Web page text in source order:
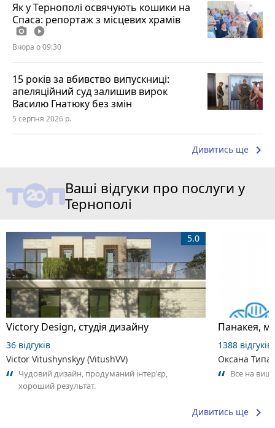
Як у Тернополі освячують кошики на
Спаса: репортаж з місцевих храмів
photo_camera play_circle_filled
Вчора о 09:30
15 років за вбивство випускниці:
апеляційний суд залишив вирок
Василю Гнатюку без змін
5 серпня 2026 р.
Дивитись ще keyboard_arrow_right
Ваші відгуки про послуги у
Тернополі
Victory Design, студія дизайну
5.0
36 відгуків
Victor Vitushynskyy (VitushVV)
Чудовий дизайн, продуманий інтер'єр,
хороший результат.
Панакея,
1388 відгуків
Оксана Типа
Все на
Дивитись ще keyboard_arrow_right